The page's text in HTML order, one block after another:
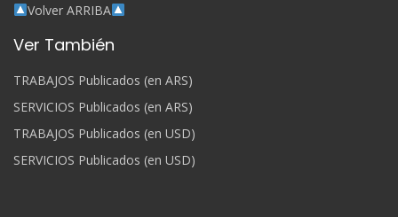
Volver ARRIBA
Ver También
TRABAJOS Publicados (en ARS)
SERVICIOS Publicados (en ARS)
TRABAJOS Publicados (en USD)
SERVICIOS Publicados (en USD)